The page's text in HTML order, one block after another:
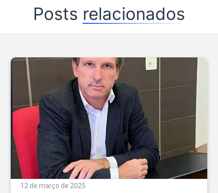
Posts relacionados
12 de março de 2025